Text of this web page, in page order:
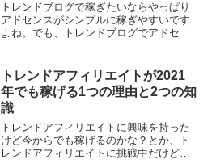
トレンドブログで稼ぎたいならやっぱり
アドセンスがシンプルに稼ぎやすいです
よね。でも、トレンドブログでアドセン
少なくないようです。そこで今回は、ト
レンドブログでアドセンス...
トレンドアフィリエイトが2021
年でも稼げる1つの理由と2つの知
識
トレンドアフィリエイトに興味を持った
けど今からでも稼げるのかな？とか、ト
レンドアフィリエイトに挑戦中だけど、